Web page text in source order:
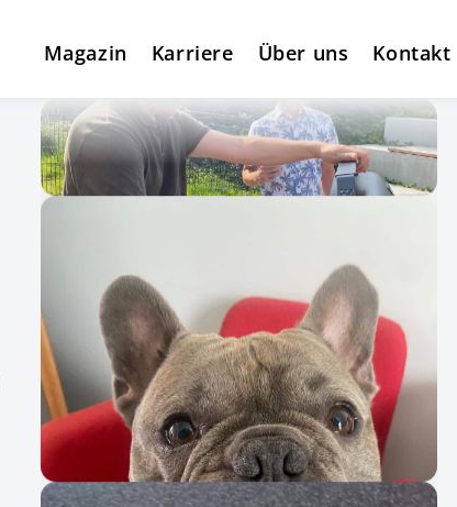
Magazin Karriere Über uns Kontakt